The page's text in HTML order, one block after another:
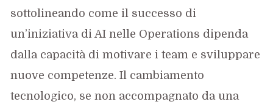
sottolineando come il successo di
un’iniziativa di AI nelle Operations dipenda
dalla capacità di motivare i team e sviluppare
nuove competenze. Il cambiamento
tecnologico, se non accompagnato da una